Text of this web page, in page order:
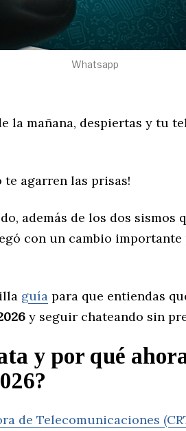
Whatsapp
la mañana, despiertas y tu
te agarren las prisas!
además de los dos sismos
con un cambio importante
guía para que entiendas
y seguir chateando sin
y por qué
de Telecomunicaciones